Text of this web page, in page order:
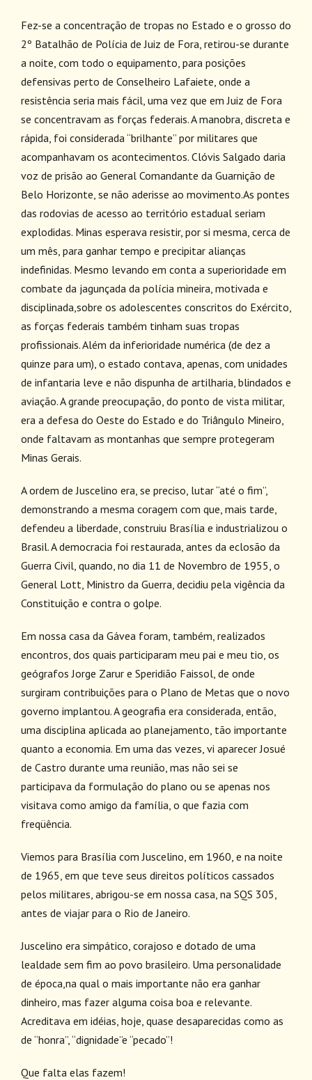
Fez-se a concentração de tropas no Estado e o grosso do
2º Batalhão de Polícia de Juiz de Fora, retirou-se durante
a noite, com todo o equipamento, para posições
defensivas perto de Conselheiro Lafaiete, onde a
resistência seria mais fácil, uma vez que em Juiz de Fora
se concentravam as forças federais. A manobra, discreta e
rápida, foi considerada “brilhante” por militares que
acompanhavam os acontecimentos. Clóvis Salgado daria
voz de prisão ao General Comandante da Guarnição de
Belo Horizonte, se não aderisse ao movimento.As pontes
das rodovias de acesso ao território estadual seriam
explodidas. Minas esperava resistir, por si mesma, cerca de
um mês, para ganhar tempo e precipitar alianças
indefinidas. Mesmo levando em conta a superioridade em
combate da jagunçada da polícia mineira, motivada e
disciplinada,sobre os adolescentes conscritos do Exército,
as forças federais também tinham suas tropas
profissionais. Além da inferioridade numérica (de dez a
quinze para um), o estado contava, apenas, com unidades
de infantaria leve e não dispunha de artilharia, blindados e
aviação. A grande preocupação, do ponto de vista militar,
era a defesa do Oeste do Estado e do Triângulo Mineiro,
onde faltavam as montanhas que sempre protegeram
Minas Gerais.
A ordem de Juscelino era, se preciso, lutar “até o fim”,
demonstrando a mesma coragem com que, mais tarde,
defendeu a liberdade, construiu Brasília e industrializou o
Brasil. A democracia foi restaurada, antes da eclosão da
Guerra Civil, quando, no dia 11 de Novembro de 1955, o
General Lott, Ministro da Guerra, decidiu pela vigência da
Constituição e contra o golpe.
Em nossa casa da Gávea foram, também, realizados
encontros, dos quais participaram meu pai e meu tio, os
geógrafos Jorge Zarur e Speridião Faissol, de onde
surgiram contribuições para o Plano de Metas que o novo
governo implantou. A geografia era considerada, então,
uma disciplina aplicada ao planejamento, tão importante
quanto a economia. Em uma das vezes, vi aparecer Josué
de Castro durante uma reunião, mas não sei se
participava da formulação do plano ou se apenas nos
visitava como amigo da família, o que fazia com
freqüência.
Viemos para Brasília com Juscelino, em 1960, e na noite
de 1965, em que teve seus direitos políticos cassados
pelos militares, abrigou-se em nossa casa, na SQS 305,
antes de viajar para o Rio de Janeiro.
Juscelino era simpático, corajoso e dotado de uma
lealdade sem fim ao povo brasileiro. Uma personalidade
de época,na qual o mais importante não era ganhar
dinheiro, mas fazer alguma coisa boa e relevante.
Acreditava em idéias, hoje, quase desaparecidas como as
de “honra”, “dignidade”e “pecado”!
Que falta elas fazem!